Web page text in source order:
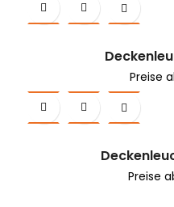
Preise
Preise